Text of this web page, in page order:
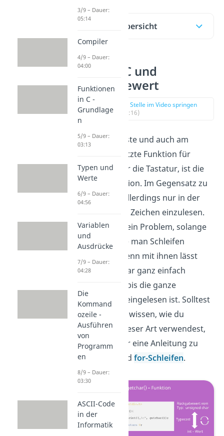
Inhaltsübersicht
Getchar C und
Rückgabewert
zur Stelle im Video springen
(00:16)
Die bekannteste und auch am
meisten genutzte Funktion für
Eingaben über die Tastatur, ist die
getchar Funktion. Im Gegensatz zu
printfist sie allerdings nur in der
Lage, einzelne Zeichen einzulesen.
Das ist aber kein Problem, solange
man weiß, wie man Schleifen
verwendet. Denn mit ihnen lässt
sich die getchar ganz einfach
wiederholen, bis die ganze
Zeichenkette eingelesen ist. Solltest
du noch nicht wissen, wie du
Funktionen dieser Art verwendest,
findest du hier eine Anleitung zu
den
undfor-Schleifen.
3/9 – Dauer:
05:14
Compiler
4/9 – Dauer:
04:00
Funktionen
in C -
Grundlage
n
5/9 – Dauer:
03:13
Typen und
Werte
6/9 – Dauer:
04:56
Variablen
und
Ausdrücke
7/9 – Dauer:
04:28
Die
Kommand
ozeile -
Ausführen
von
Programm
en
8/9 – Dauer:
03:30
ASCII-Code
in der
Informatik